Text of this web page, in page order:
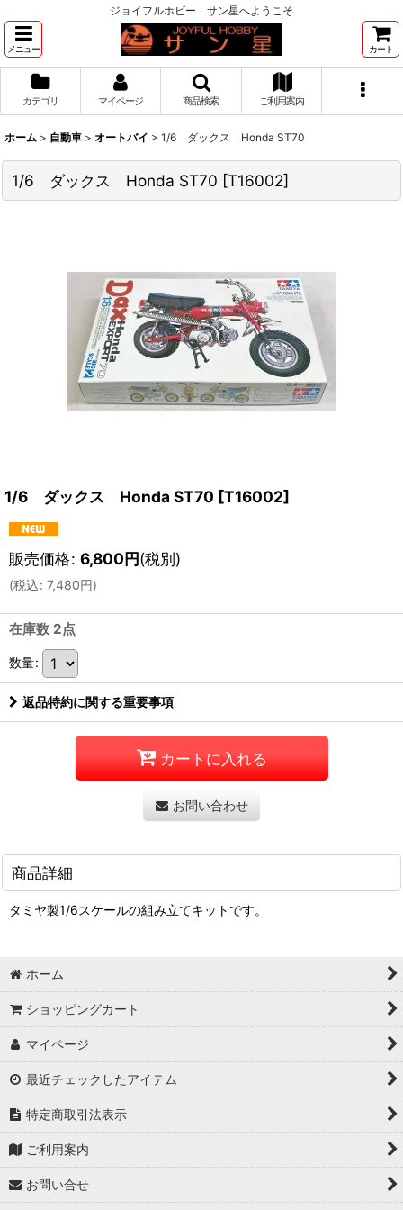
ジョイフルホビー サン星へようこそ
メニュー カート
カテゴリ マイページ 商品検索 ご利用案内
ホーム > 自動車 > オートバイ > 1/6 ダックス Honda ST70
1/6 ダックス Honda ST70 [T16002]
1/6 ダックス Honda ST70 [T16002]
販売価格: 6,800円(税別)
(税込: 7,480円)
在庫数 2点
数量:
返品特約に関する重要事項
カートに入れる
お問い合わせ
商品詳細
タミヤ製1/6スケールの組み立てキットです。
ホーム
ショッピングカート
マイページ
最近チェックしたアイテム
特定商取引法表示
ご利用案内
お問い合せ